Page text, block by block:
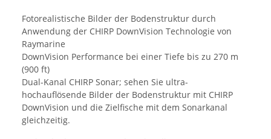
Fotorealistische Bilder der Bodenstruktur durch
Anwendung der CHIRP DownVision Technologie von
Raymarine
DownVision Performance bei einer Tiefe bis zu 270 m
(900 ft)
Dual-Kanal CHIRP Sonar; sehen Sie ultra-
hochauflösende Bilder der Bodenstruktur mit CHIRP
DownVision und die Zielfische mit dem Sonarkanal
gleichzeitig.